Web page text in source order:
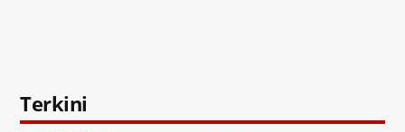
Terkini